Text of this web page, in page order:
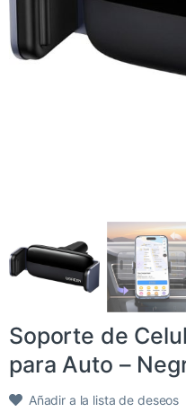
Soporte de
para Auto –
Añadir a la lista de deseos